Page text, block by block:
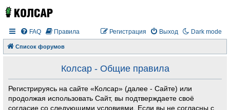
Dark mode
FAQ Правила Выход
Регистрация
Список форумов
Колсар - Общие правила
Регистрируясь на сайте «Колсар» (далее - Сайте) или
продолжая использовать Сайт, вы подтверждаете своё
согласие со следующими условиями. Если вы не согласны с